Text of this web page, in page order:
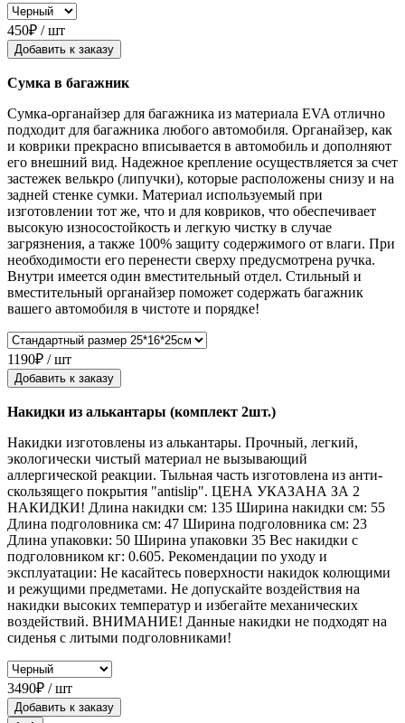
450₽ / шт
Добавить к заказу
Сумка в багажник
Сумка-органайзер для багажника из материала EVA отлично
подходит для багажника любого автомобиля. Органайзер, как
и коврики прекрасно вписывается в автомобиль и дополняют
его внешний вид. Надежное крепление осуществляется за счет
застежек велькро (липучки), которые расположены снизу и на
задней стенке сумки. Материал используемый при
изготовлении тот же, что и для ковриков, что обеспечивает
высокую износостойкость и легкую чистку в случае
загрязнения, а также 100% защиту содержимого от влаги. При
необходимости его перенести сверху предусмотрена ручка.
Внутри имеется один вместительный отдел. Стильный и
вместительный органайзер поможет содержать багажник
вашего автомобиля в чистоте и порядке!
1190₽ / шт
Добавить к заказу
Накидки из алькантары (комплект 2шт.)
Накидки изготовлены из алькантары. Прочный, легкий,
экологически чистый материал не вызывающий
аллергической реакции. Тыльная часть изготовлена из анти-
скользящего покрытия "antislip". ЦЕНА УКАЗАНА ЗА 2
НАКИДКИ! Длина накидки см: 135 Ширина накидки см: 55
Длина подголовника см: 47 Ширина подголовника см: 23
Длина упаковки: 50 Ширина упаковки 35 Вес накидки с
подголовником кг: 0.605. Рекомендации по уходу и
эксплуатации: Не касайтесь поверхности накидок колющими
и режущими предметами. Не допускайте воздействия на
накидки высоких температур и избегайте механических
воздействий. ВНИМАНИЕ! Данные накидки не подходят на
сиденья с литыми подголовниками!
3490₽ / шт
Добавить к заказу